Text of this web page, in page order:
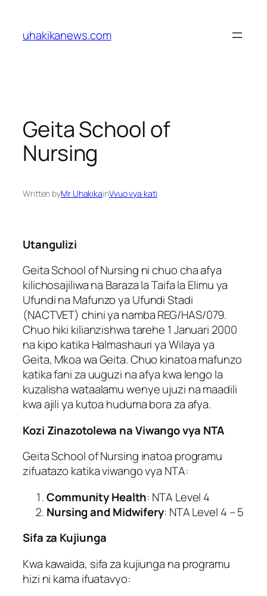
content
uhakikanews.com
Geita School of
Nursing
Written byMr UhakikainVvuo vya kati
Utangulizi
Geita School of Nursing ni chuo cha afya
kilichosajiliwa na Baraza la Taifa la Elimu ya
Ufundi na Mafunzo ya Ufundi Stadi
(NACTVET) chini ya namba REG/HAS/079.
Chuo hiki kilianzishwa tarehe 1 Januari 2000
na kipo katika Halmashauri ya Wilaya ya
Geita, Mkoa wa Geita. Chuo kinatoa mafunzo
katika fani za uuguzi na afya kwa lengo la
kuzalisha wataalamu wenye ujuzi na maadili
kwa ajili ya kutoa huduma bora za afya.
Kozi Zinazotolewa na Viwango vya NTA
Geita School of Nursing inatoa programu
zifuatazo katika viwango vya NTA:
Community Health: NTA Level 4
Nursing and Midwifery: NTA Level 4 – 5
Sifa za Kujiunga
Kwa kawaida, sifa za kujiunga na programu
hizi ni kama ifuatavyo: